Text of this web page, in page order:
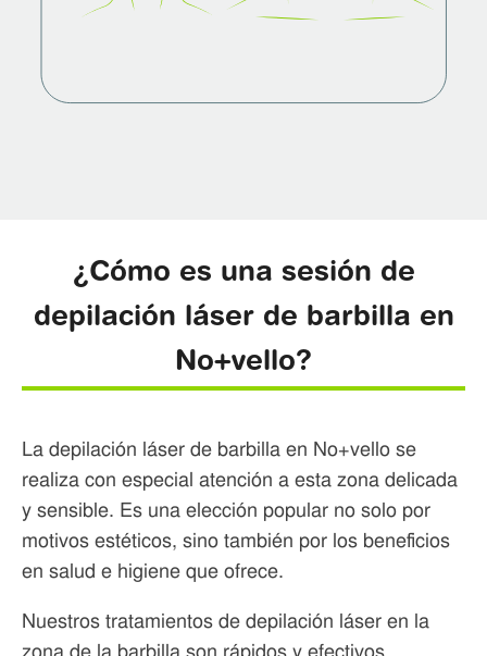
¿Cómo es una sesión de
depilación láser de barbilla en
No+vello?
La depilación láser de barbilla en No+vello se
realiza con especial atención a esta zona delicada
y sensible. Es una elección popular no solo por
motivos estéticos, sino también por los beneficios
en salud e higiene que ofrece.
Nuestros tratamientos de depilación láser en la
zona de la barbilla son rápidos y efectivos.